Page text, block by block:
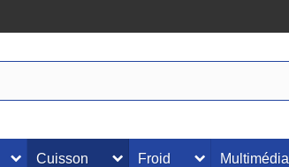
Cuisson Froid Multimédia